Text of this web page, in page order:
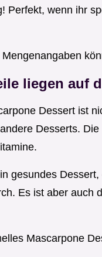
Perfekt, wenn ihr
liegen auf
Dessert ist
Desserts.
gesundes
Es ist aber auch
Mascarpone